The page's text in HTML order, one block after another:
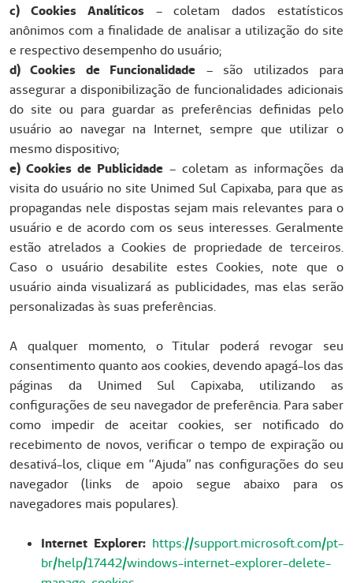
c) Cookies Analíticos– coletam dados estatísticos
anônimos com a finalidade de analisar a utilização do site
e respectivo desempenho do usuário;
d) Cookies de Funcionalidade – são utilizados para
assegurar a disponibilização de funcionalidades adicionais
do site ou para guardar as preferências definidas pelo
usuário ao navegar na Internet, sempre que utilizar o
mesmo dispositivo;
e) Cookies de Publicidade – coletam as informações da
visita do usuário no site Unimed Sul Capixaba, para que as
propagandas nele dispostas sejam mais relevantes para o
usuário e de acordo com os seus interesses. Geralmente
estão atrelados a Cookies de propriedade de terceiros.
Caso o usuário desabilite estes Cookies, note que o
usuário ainda visualizará as publicidades, mas elas serão
personalizadas às suas preferências.
A qualquer momento, o Titular poderá revogar seu
consentimento quanto aos cookies, devendo apagá-los das
páginas da Unimed Sul Capixaba, utilizando as
configurações de seu navegador de preferência. Para saber
como impedir de aceitar cookies, ser notificado do
recebimento de novos, verificar o tempo de expiração ou
desativá-los, clique em “Ajuda” nas configurações do seu
navegador (links de apoio segue abaixo para os
navegadores mais populares).
Internet Explorer: https://support.microsoft.com/pt-
br/help/17442/windows-internet-explorer-delete-